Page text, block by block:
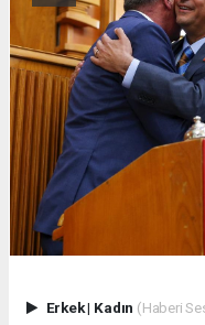
Erkek| Kadın (Haberi